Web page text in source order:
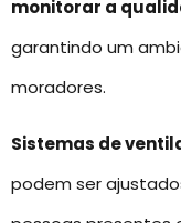
monitorar a
garantindo um
moradores.
Sistemas de
podem ser